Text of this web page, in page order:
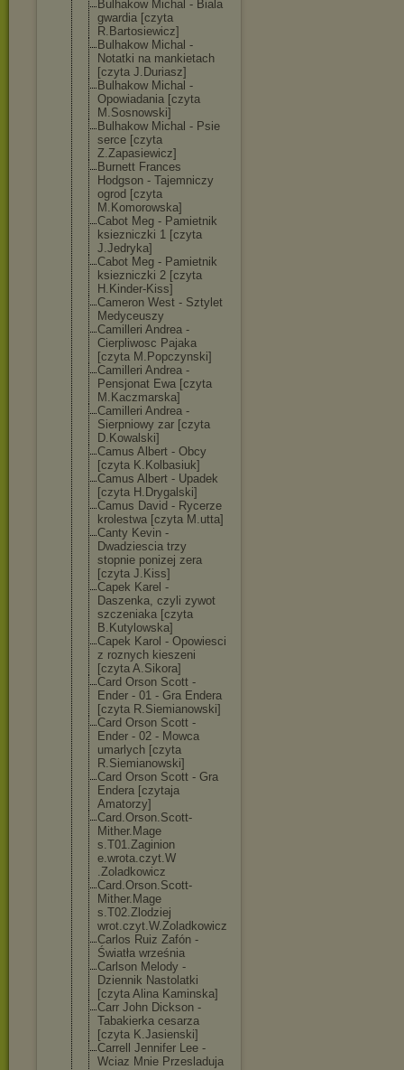
Bulhakow Michal - Biala
gwardia [czyta
R.Bartosiewicz]
Bulhakow Michal -
Notatki na mankietach
[czyta J.Duriasz]
Bulhakow Michal -
Opowiadania [czyta
M.Sosnowski]
Bulhakow Michal - Psie
serce [czyta
Z.Zapasiewicz]
Burnett Frances
Hodgson - Tajemniczy
ogrod [czyta
M.Komorowska]
Cabot Meg - Pamietnik
ksiezniczki 1 [czyta
J.Jedryka]
Cabot Meg - Pamietnik
ksiezniczki 2 [czyta
H.Kinder-Kiss]
Cameron West - Sztylet
Medyceuszy
Camilleri Andrea -
Cierpliwosc Pajaka
[czyta M.Popczynski]
Camilleri Andrea -
Pensjonat Ewa [czyta
M.Kaczmarska]
Camilleri Andrea -
Sierpniowy zar [czyta
D.Kowalski]
Camus Albert - Obcy
[czyta K.Kolbasiuk]
Camus Albert - Upadek
[czyta H.Drygalski]
Camus David - Rycerze
krolestwa [czyta M.utta]
Canty Kevin -
Dwadziescia trzy
stopnie ponizej zera
[czyta J.Kiss]
Capek Karel -
Daszenka, czyli zywot
szczeniaka [czyta
B.Kutylowska]
Capek Karol - Opowiesci
z roznych kieszeni
[czyta A.Sikora]
Card Orson Scott -
Ender - 01 - Gra Endera
[czyta R.Siemianowski]
Card Orson Scott -
Ender - 02 - Mowca
umarlych [czyta
R.Siemianowski]
Card Orson Scott - Gra
Endera [czytaja
Amatorzy]
Card.Orson.Scott-
Mither.Mage
s.T01.Zaginion
e.wrota.czyt.W
.Zoladkowicz
Card.Orson.Scott-
Mither.Mage
s.T02.Zlodziej
wrot.czyt.W.Zo ladkowicz
Carlos Ruiz Zafón -
Światła września
Carlson Melody -
Dziennik Nastolatki
[czyta Alina Kaminska]
Carr John Dickson -
Tabakierka cesarza
[czyta K.Jasienski]
Carrell Jennifer Lee -
Wciaz Mnie Przesladuja